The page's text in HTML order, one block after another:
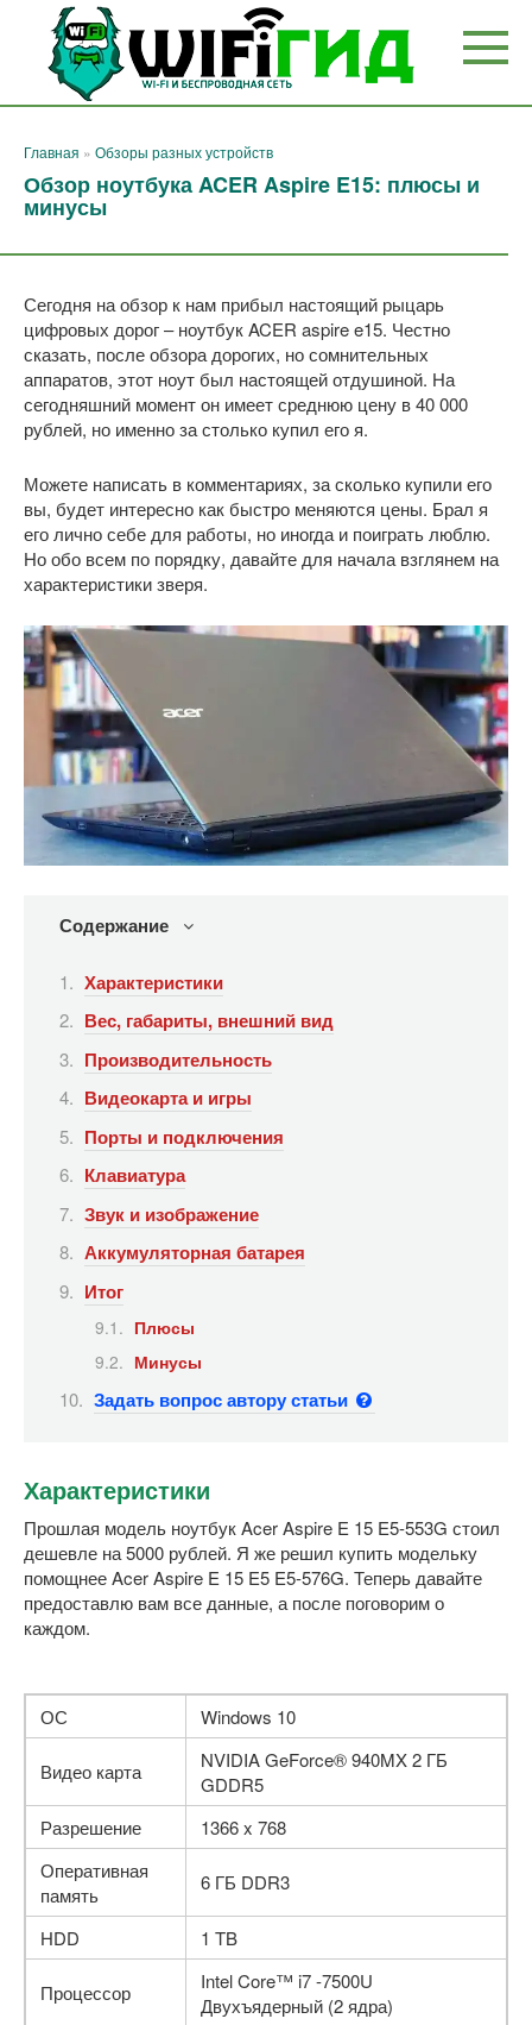
Перейти
контенту
Главная » Обзоры разных устройств
Обзор ноутбука ACER Aspire E15: плюсы и
минусы
Сегодня на обзор к нам прибыл настоящий рыцарь
цифровых дорог – ноутбук ACER aspire e15. Честно
сказать, после обзора дорогих, но сомнительных
аппаратов, этот ноут был настоящей отдушиной. На
сегодняшний момент он имеет среднюю цену в 40 000
рублей, но именно за столько купил его я.
Можете написать в комментариях, за сколько купили его
вы, будет интересно как быстро меняются цены. Брал я
его лично себе для работы, но иногда и поиграть люблю.
Но обо всем по порядку, давайте для начала взглянем на
характеристики зверя.
Содержание
Характеристики
Вес, габариты, внешний вид
Производительность
Видеокарта и игры
Порты и подключения
Клавиатура
Звук и изображение
Аккумуляторная батарея
Итог
Плюсы
Минусы
Задать вопрос автору статьи
Характеристики
Прошлая модель ноутбук Acer Aspire E 15 E5-553G стоил
дешевле на 5000 рублей. Я же решил купить модельку
помощнее Acer Aspire E 15 E5 E5-576G. Теперь давайте
предоставлю вам все данные, а после поговорим о
каждом.
ОС Windows 10
Видео карта
NVIDIA GeForce® 940MX 2 ГБ
GDDR5
Разрешение
1366 x 768
Оперативная
память
6 ГБ DDR3
HDD 1 TB
Процессор
Intel Core™ i7 -7500U
Двухъядерный (2 ядра)